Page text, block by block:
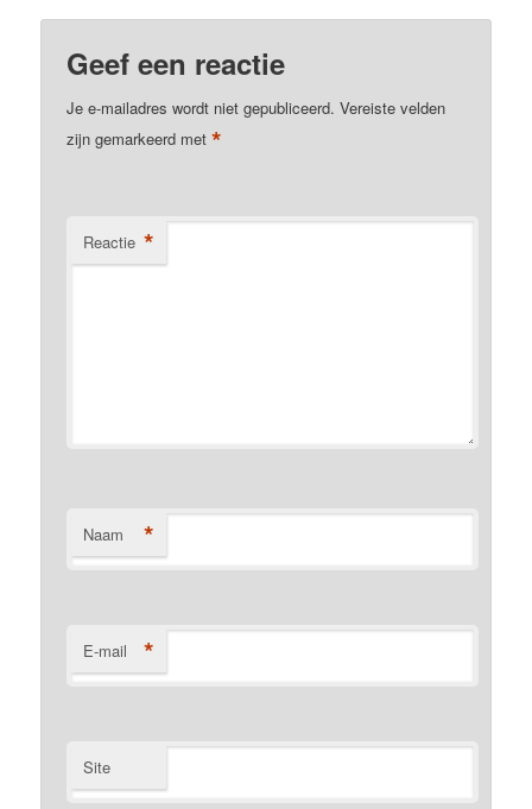
Geef een reactie
Je e-mailadres wordt niet gepubliceerd. Vereiste velden
zijn gemarkeerd met*
Reactie *
Naam *
E-mail *
Site